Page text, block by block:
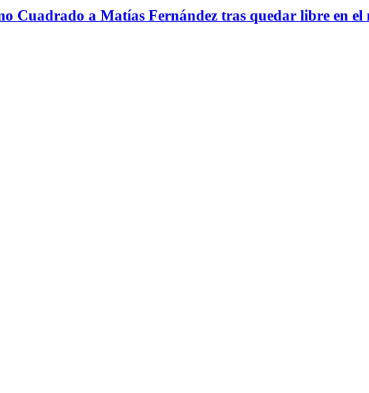
a Matías Fernández tras quedar libre en el